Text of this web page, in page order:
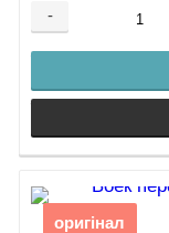
-
оригінал